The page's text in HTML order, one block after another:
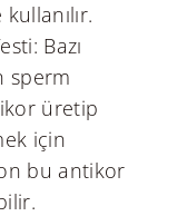
Bazı
sperm
üretip
için
bu antikor